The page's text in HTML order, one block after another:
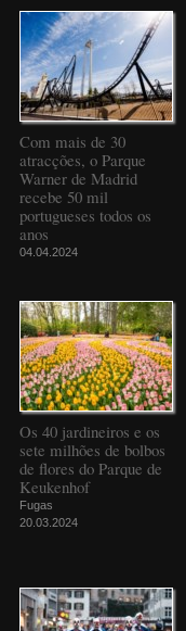
Com mais de 30
atracções, o Parque
Warner de Madrid
recebe 50 mil
portugueses todos os
anos
04.04.2024
Os 40 jardineiros e os
sete milhões de bolbos
de flores do Parque de
Keukenhof
Fugas
20.03.2024